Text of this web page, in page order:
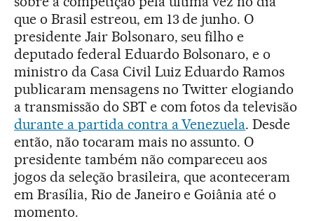
que o Brasil estreou, em 13 de junho. O
presidente Jair Bolsonaro, seu filho e
deputado federal Eduardo Bolsonaro, e o
ministro da Casa Civil Luiz Eduardo Ramos
publicaram mensagens no Twitter elogiando
a transmissão do SBT e com fotos da televisão
durante a partida contra a Venezuela. Desde
então, não tocaram mais no assunto. O
presidente também não compareceu aos
jogos da seleção brasileira, que aconteceram
em Brasília, Rio de Janeiro e Goiânia até o
momento.